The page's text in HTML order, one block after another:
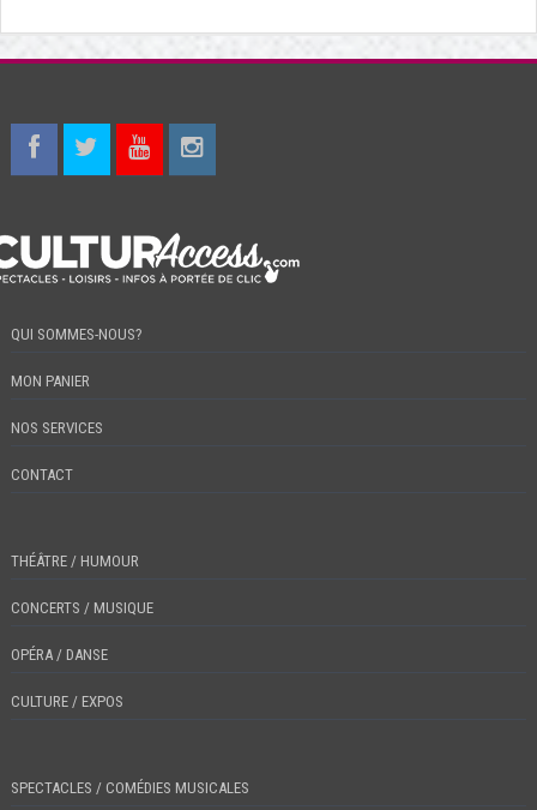
QUI SOMMES-NOUS?
MON PANIER
NOS SERVICES
CONTACT
THÉÂTRE / HUMOUR
CONCERTS / MUSIQUE
OPÉRA / DANSE
CULTURE / EXPOS
SPECTACLES / COMÉDIES MUSICALES